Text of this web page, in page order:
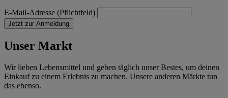
E-Mail-Adresse (Pflichtfeld)
Jetzt zur Anmeldung
Unser Markt
Wir lieben Lebensmittel und geben täglich unser Bestes, um deinen
Einkauf zu einem Erlebnis zu machen. Unsere anderen Märkte tun
das ebenso.